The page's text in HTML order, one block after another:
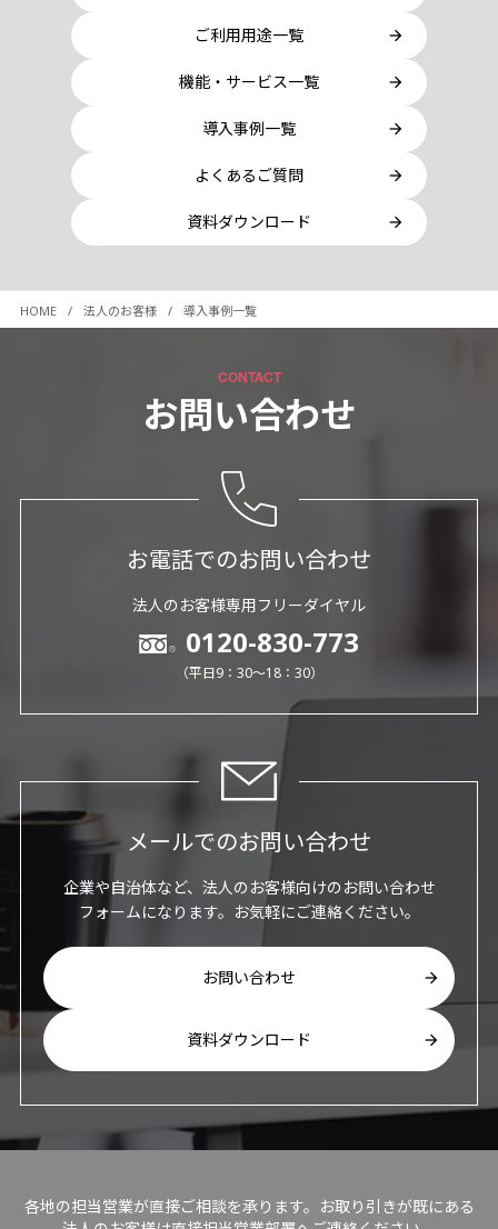
ご利用用途一覧
機能・サービス一覧
導入事例一覧
よくあるご質問
資料ダウンロード
HOME 法人のお客様 導入事例一覧
CONTACT
お問い合わせ
お電話でのお問い合わせ
法人のお客様専用フリーダイヤル
0120-830-773
（平日9：30～18：30）
メールでのお問い合わせ
企業や自治体など、法人のお客様向けのお問い合わせ
フォームになります。お気軽にご連絡ください。
お問い合わせ
資料ダウンロード
各地の担当営業が直接ご相談を承ります。お取り引きが既にある